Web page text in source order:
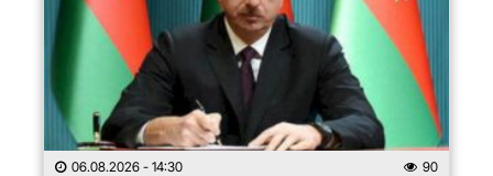
06.08.2026 - 14:30 90